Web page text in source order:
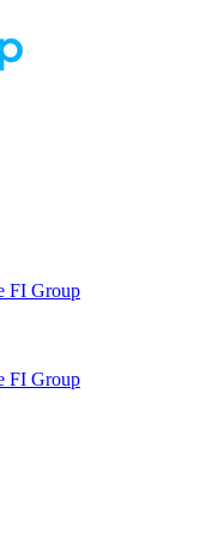
FI Group
FI Group